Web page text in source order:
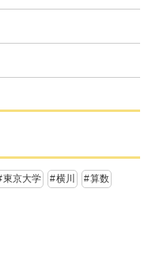
東京大学 横川 算数